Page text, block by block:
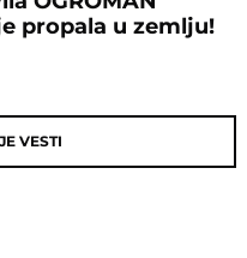
propala u zemlju!
VESTI